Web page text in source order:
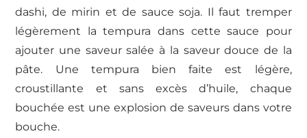
dashi, de mirin et de sauce soja. Il faut tremper
légèrement la tempura dans cette sauce pour
ajouter une saveur salée à la saveur douce de la
pâte. Une tempura bien faite est légère,
croustillante et sans excès d’huile, chaque
bouchée est une explosion de saveurs dans votre
bouche.